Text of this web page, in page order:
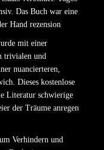
Das Buch war eine
Hand rezension
mit einer
trivialen und
nuancierteren,
Dieses kostenlose
Literatur schwierige
der Träume anregen
Verhindern und